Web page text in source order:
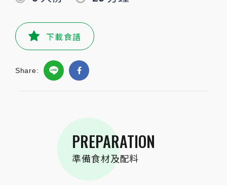
下載食譜
Share:
PREPARATION
準備食材及配料
魷魚
小磨坊精選調味
小磨坊精選香蒜粒 適量
STEP BY STEP